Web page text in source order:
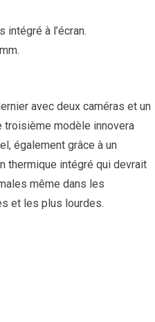
intégré à l’écran.
avec deux caméras et un
troisième modèle innovera
également grâce à un
thermique intégré qui devrait
même dans les
et les plus lourdes.